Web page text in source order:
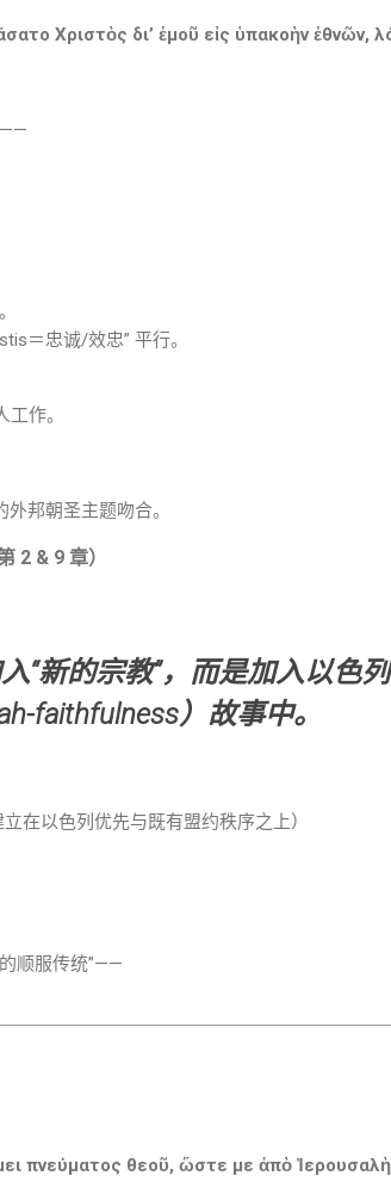
Χριστὸς δι’ ἐμοῦ εἰς ὑπακοὴν ἐθνῶν,
——
＝忠诚/效忠” 平行。
作。
邦朝圣主题吻合。
& 9 章）
“新的宗教”，而是加入以色
faithfulness）故事中。
立在以色列优先与既有盟约秩序之上）
顺服传统”——
πνεύματος θεοῦ, ὥστε με ἀπὸ